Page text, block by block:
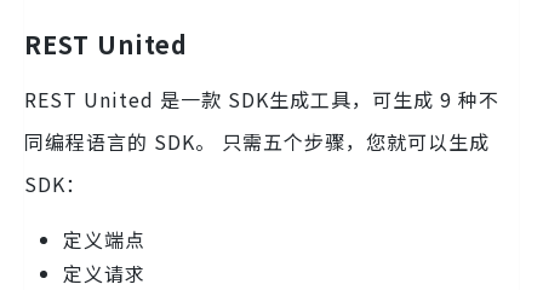
REST United
REST United 是一款 SDK生成工具，可生成 9 种不
同编程语言的 SDK。 只需五个步骤，您就可以生成
SDK：
定义端点
定义请求